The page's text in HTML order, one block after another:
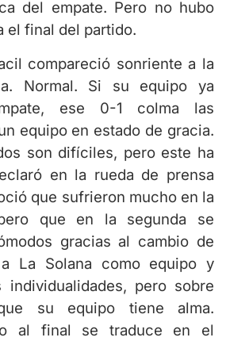
del empate. Pero no hubo
el final del partido.
sonriente a la
Normal. Si su equipo ya
ese 0-1 colma las
equipo en estado de gracia.
son difíciles, pero este ha
en la rueda de prensa
que sufrieron mucho en la
que en la segunda se
gracias al cambio de
La Solana como equipo y
pero sobre
su equipo tiene alma.
al final se traduce en el